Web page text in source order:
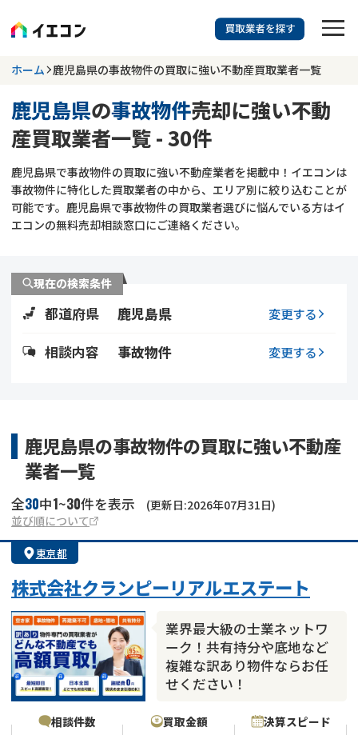
訳あり物件に強い業者を探す
鹿児島県 事故物件
更新日 :2026年07月31日
業者を探す
空き家
再建築不可
ゴミ屋敷
リースバック
不動産コラム
不動産売却
訳あり不動産
土地売却
借地 不動産リースバック
任意売却
アンケート調査
ホーム 鹿児島県の事故物件の買取に強い不動産買取業者一覧
鹿児島県の事故物件売却に強い不動
産買取業者一覧 - 30件
鹿児島県で事故物件の買取に強い不動産業者を掲載中！イエコンは
事故物件に特化した買取業者の中から、エリア別に絞り込むことが
可能です。鹿児島県で事故物件の買取業者選びに悩んでいる方はイ
エコンの無料売却相談窓口にご連絡ください。
現在の検索条件
都道府県 鹿児島県 変更する
相談内容 事故物件 変更する
鹿児島県の事故物件の買取に強い不動産
業者一覧
全30中1~30件を表示
(更新日:2026年07月31日)
並び順について
東京都
株式会社クランピーリアルエステート
業界最大級の士業ネットワ
ーク！共有持分や底地など
複雑な訳あり物件ならお任
せください！
相談件数 買取金額 決算スピード